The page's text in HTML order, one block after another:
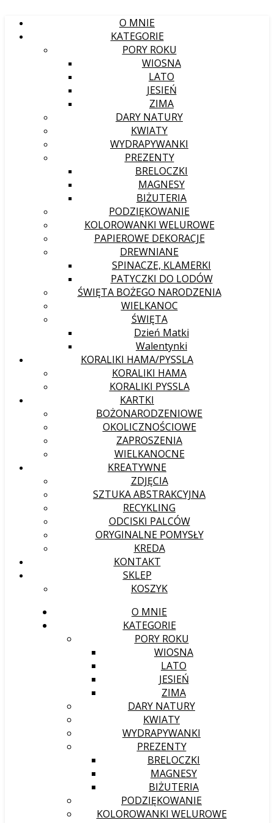
O MNIE
KATEGORIE
PORY ROKU
WIOSNA
LATO
JESIEŃ
ZIMA
DARY NATURY
KWIATY
WYDRAPYWANKI
PREZENTY
BRELOCZKI
MAGNESY
BIŻUTERIA
PODZIĘKOWANIE
KOLOROWANKI WELUROWE
PAPIEROWE DEKORACJE
DREWNIANE
SPINACZE, KLAMERKI
PATYCZKI DO LODÓW
ŚWIĘTA BOŻEGO NARODZENIA
WIELKANOC
ŚWIĘTA
Dzień Matki
Walentynki
KORALIKI HAMA/PYSSLA
KORALIKI HAMA
KORALIKI PYSSLA
KARTKI
BOŻONARODZENIOWE
OKOLICZNOŚCIOWE
ZAPROSZENIA
WIELKANOCNE
KREATYWNE
ZDJĘCIA
SZTUKA ABSTRAKCYJNA
RECYKLING
ODCISKI PALCÓW
ORYGINALNE POMYSŁY
KREDA
KONTAKT
SKLEP
KOSZYK
O MNIE
KATEGORIE
PORY ROKU
WIOSNA
LATO
JESIEŃ
ZIMA
DARY NATURY
KWIATY
WYDRAPYWANKI
PREZENTY
BRELOCZKI
MAGNESY
BIŻUTERIA
PODZIĘKOWANIE
KOLOROWANKI WELUROWE